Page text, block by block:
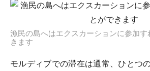
漁民の島へはエクスカーションに参加
きます
モルディブでの滞在は通常、ひとつ